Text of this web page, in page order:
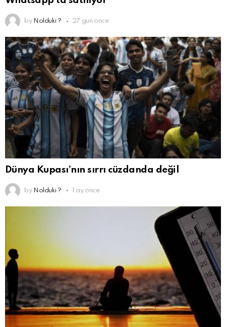
by Nolduki ? 27 gün önce
Dünya Kupası’nın sırrı cüzdanda değil
by Nolduki ? 1 ay önce